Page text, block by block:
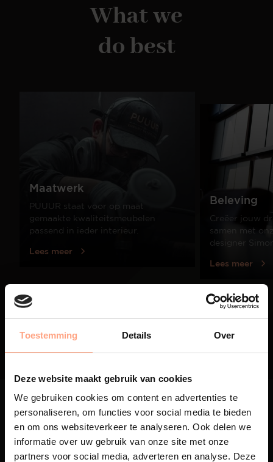
Toestemming Details Over
Deze website maakt gebruik van cookies
We gebruiken cookies om content en advertenties te
personaliseren, om functies voor social media te bieden
en om ons websiteverkeer te analyseren. Ook delen we
informatie over uw gebruik van onze site met onze
partners voor social media, adverteren en analyse. Deze
What we
do best
01
Maatwerk
PUUUR staat voor op maat
gemaakte kwaliteitsmeubelen
passend in ieder interieur.
Lees meer
Beleving
Creëer jouw
samen met
designer
Lees meer
Maatwerk